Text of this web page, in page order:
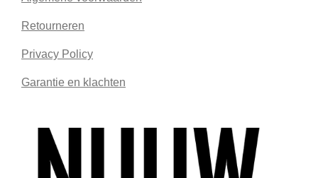
Retourneren
Privacy Policy
Garantie en klachten